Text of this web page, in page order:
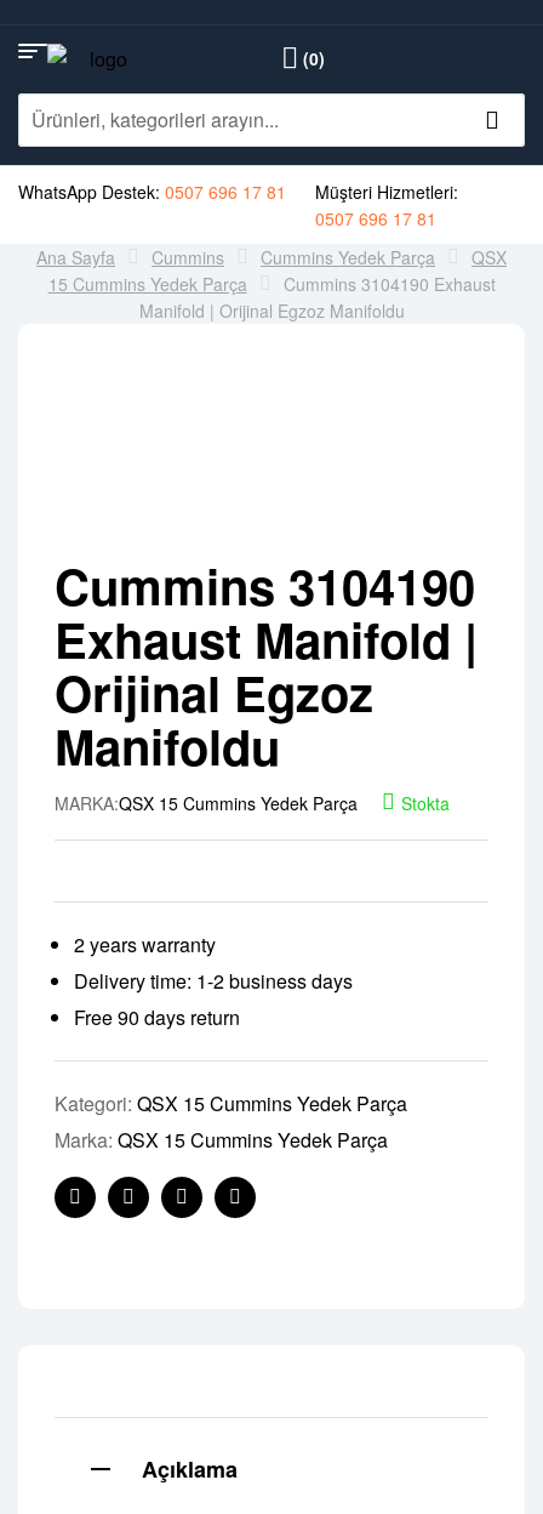
(0)
WhatsApp Destek: 0507 696 17 81
Müşteri Hizmetleri:
0507 696 17 81
Ana Sayfa
Cummins Cummins Yedek Parça
QSX
15 Cummins Yedek Parça
Cummins 3104190 Exhaust
Manifold | Orijinal Egzoz Manifoldu
Cummins 3104190
Exhaust Manifold |
Orijinal Egzoz
Manifoldu
MARKA:QSX 15 Cummins Yedek Parça Stokta
2 years warranty
Delivery time: 1-2 business days
Free 90 days return
Kategori: QSX 15 Cummins Yedek Parça
Marka: QSX 15 Cummins Yedek Parça
FacebookTwitterLinkedinPinterest
Açıklama